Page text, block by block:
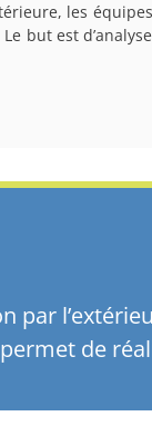
les équipes
but est
par
de